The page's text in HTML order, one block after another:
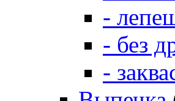
-
- без
-